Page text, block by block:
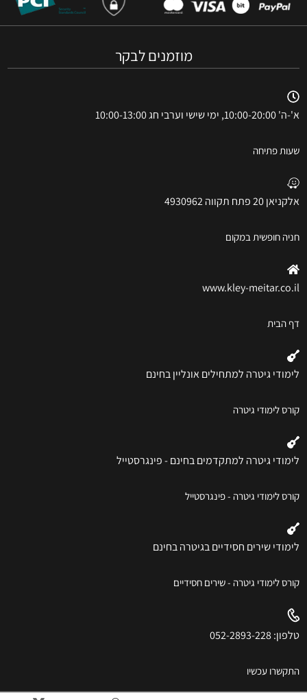
מוזמנים לבקר
א'-ה' 10:00-20:00, ימי שישי וערבי חג 10:00-13:00
שעות פתיחה
אלקניאן 20 פתח תקווה 4930962
חניה חופשית במקום
www.kley-meitar.co.il
דף הבית
לימודי גיטרה למתחילים אונליין בחינם
קורס לימודי גיטרה
לימודי גיטרה למתקדמים בחינם - פינגרסטייל
קורס לימודי גיטרה - פינגרסטייל
לימודי שירים חסידיים בגיטרה בחינם
קורס לימודי גיטרה - שירים חסידיים
טלפון: 052-2893-228
התקשרו עכשיו